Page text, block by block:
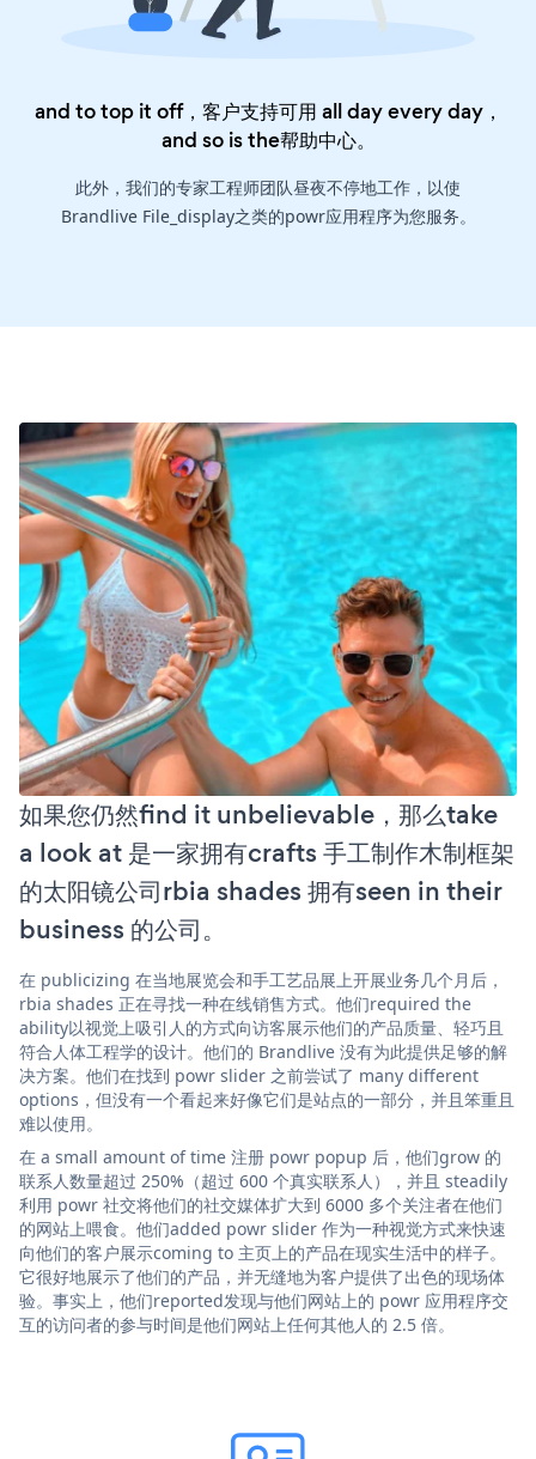
and to top it off，客户支持可用 all day every day，
and so is the帮助中心。
此外，我们的专家工程师团队昼夜不停地工作，以使
Brandlive File_display之类的powr应用程序为您服务。
如果您仍然find it unbelievable，那么take
a look at 是一家拥有crafts 手工制作木制框架
的太阳镜公司rbia shades 拥有seen in their
business 的公司。
在 publicizing 在当地展览会和手工艺品展上开展业务几个月后，
rbia shades 正在寻找一种在线销售方式。他们required the
ability以视觉上吸引人的方式向访客展示他们的产品质量、轻巧且
符合人体工程学的设计。他们的 Brandlive 没有为此提供足够的解
决方案。他们在找到 powr slider 之前尝试了 many different
options，但没有一个看起来好像它们是站点的一部分，并且笨重且
难以使用。
在 a small amount of time 注册 powr popup 后，他们grow 的
联系人数量超过 250%（超过 600 个真实联系人），并且 steadily
利用 powr 社交将他们的社交媒体扩大到 6000 多个关注者在他们
的网站上喂食。他们added powr slider 作为一种视觉方式来快速
向他们的客户展示coming to 主页上的产品在现实生活中的样子。
它很好地展示了他们的产品，并无缝地为客户提供了出色的现场体
验。事实上，他们reported发现与他们网站上的 powr 应用程序交
互的访问者的参与时间是他们网站上任何其他人的 2.5 倍。